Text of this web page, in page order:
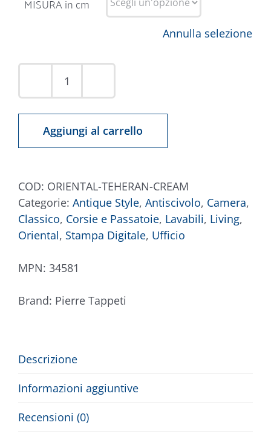
MISURA in cm
Annulla selezione
Tappeto
Crema
Aggiungi al carrello
COD: ORIENTAL-TEHERAN-CREAM
Categorie: Antique Style, Antiscivolo, Camera,
Classico, Corsie e Passatoie, Lavabili, Living,
Oriental, Stampa Digitale, Ufficio
MPN: 34581
Brand: Pierre Tappeti
Descrizione
Informazioni aggiuntive
Recensioni (0)